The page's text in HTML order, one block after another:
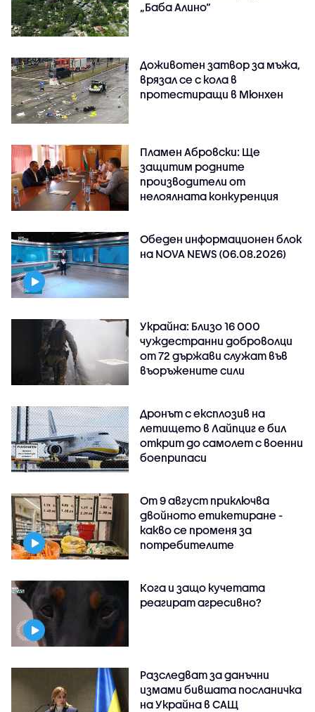
„Баба Алино“
Доживотен затвор за мъжа,
врязал се с кола в
протестиращи в Мюнхен
Пламен Абровски: Ще
защитим родните
производители от
нелоялната конкуренция
Обеден информационен блок
на NOVA NEWS (06.08.2026)
Украйна: Близо 16 000
чуждестранни доброволци
от 72 държави служат във
въоръжените сили
Дронът с експлозив на
летището в Лайпциг е бил
открит до самолет с военни
боеприпаси
От 9 август приключва
двойното етикетиране -
какво се променя за
потребителите
Кога и защо кучетата
реагират агресивно?
Разследват за данъчни
измами бившата посланичка
на Украйна в САЩ